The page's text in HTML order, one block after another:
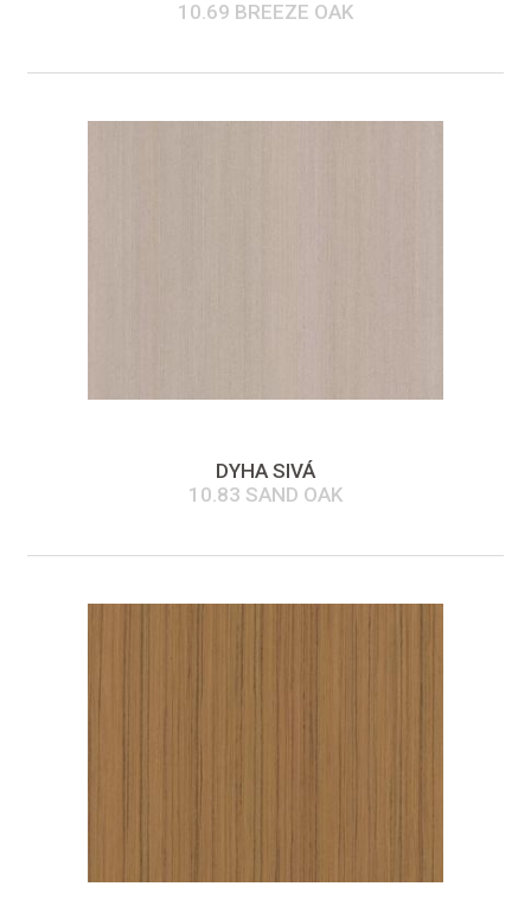
10.69 BREEZE OAK
DYHA SIVÁ
10.83 SAND OAK